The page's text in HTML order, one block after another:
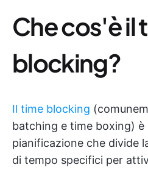
Che cos'è il
blocking?
Il time blocking
batching e time boxing) è
pianificazione che divide
di tempo specifici per